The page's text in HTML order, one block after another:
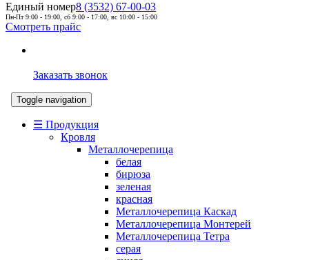
Единый номер8 (3532) 67-00-03
Пн-Пт 9:00 - 19:00, сб 9:00 - 17:00, вс 10:00 - 15:00
Смотреть прайс
Заказать звонок
Toggle navigation
☰ Продукция
Кровля
Металлочерепица
белая
бирюза
зеленая
красная
Металлочерепица Каскад
Металлочерепица Монтерей
Металлочерепица Тетра
серая